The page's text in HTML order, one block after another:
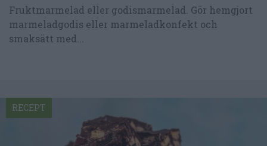
Fruktmarmelad eller godismarmelad. Gör hemgjort
marmeladgodis eller marmeladkonfekt och
smaksätt med...
RECEPT